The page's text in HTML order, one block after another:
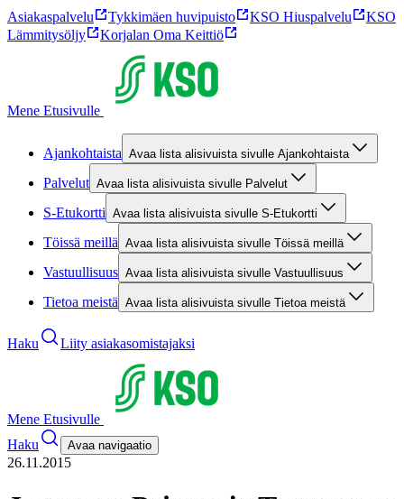
Asiakaspalvelu Tykkimäen huvipuisto KSO Hiuspalvelu
KSO
Lämmitysöljy
Korjalan Oma Keittiö
Mene Etusivulle
Ajankohtaista Avaa lista alisivuista sivulle Ajankohtaista
Palvelut Avaa lista alisivuista sivulle Palvelut
S-Etukortti Avaa lista alisivuista sivulle S-Etukortti
Töissä meillä Avaa lista alisivuista sivulle Töissä meillä
Vastuullisuus Avaa lista alisivuista sivulle Vastuullisuus
Tietoa meistä Avaa lista alisivuista sivulle Tietoa meistä
Haku Liity asiakasomistajaksi
Mene Etusivulle
Haku
Avaa navigaatio
26.11.2015